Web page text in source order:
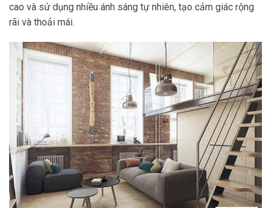
cao và sử dụng nhiều ánh sáng tự nhiên, tạo cảm giác rộng
rãi và thoải mái.